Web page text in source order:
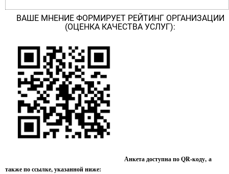
ВАШЕ МНЕНИЕ ФОРМИРУЕТ РЕЙТИНГ ОРГАНИЗАЦИИ
(ОЦЕНКА КАЧЕСТВА УСЛУГ):
Анкета доступна по QR-коду, а
также по ссылке, указанной ниже: